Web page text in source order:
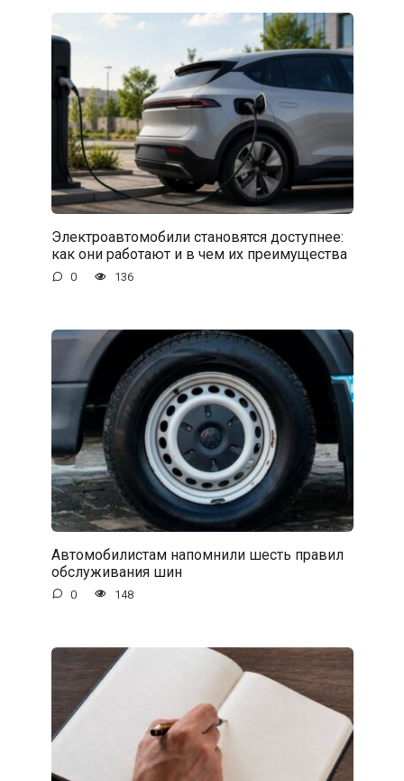
Электроавтомобили становятся доступнее:
как они работают и в чем их преимущества
0 136
Автомобилистам напомнили шесть правил
обслуживания шин
0 148